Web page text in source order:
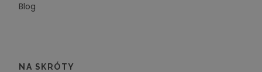
Blog
NA SKRÓTY